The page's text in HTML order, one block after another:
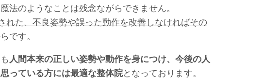
のようなことは残念ながらできません。
れた、不良姿勢や誤った動作を改善しなければその
です。
人間本来の正しい姿勢や動作を身につけ、今後の人
っている方には最適な整体院となっております。